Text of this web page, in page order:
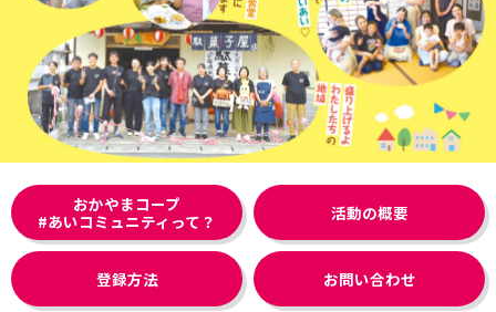
おかやまコープ
#あいコミュニティって？
活動の概要
登録方法 お問い合わせ